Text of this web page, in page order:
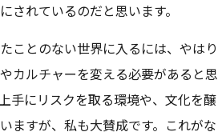
されているのだと思います。
ことのない世界に入るには、やはり
カルチャーを変える必要があると思
手にリスクを取る環境や、文化を醸
ますが、私も大賛成です。これがな